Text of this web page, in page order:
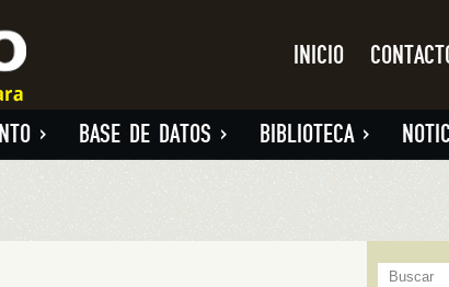
INICIO
» BASE DE DATOS » BIBLIOTECA»